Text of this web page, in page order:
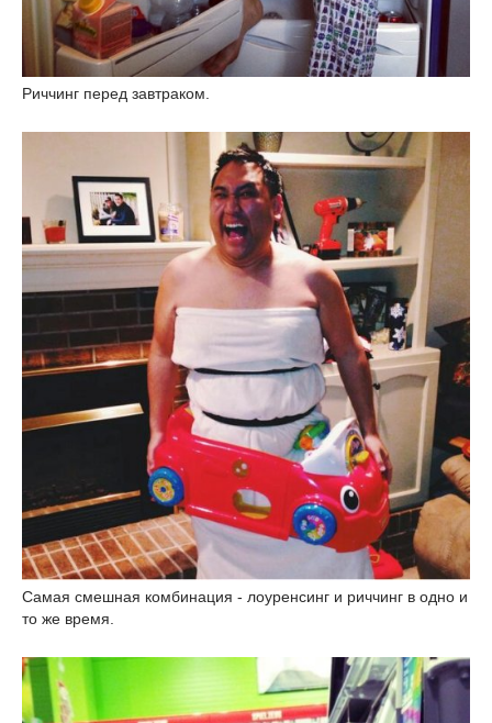
Риччинг перед завтраком.
Самая смешная комбинация - лоуренсинг и риччинг в одно и
то же время.